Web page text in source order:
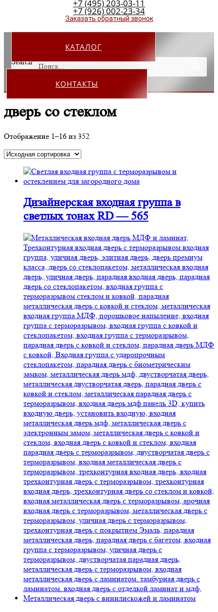
+7 (495) 203-03-11
+7 (926) 002-23-34
Заказать обратный звонок
КАТАЛОГ
Search
КОНТАКТЫ
дверь со стеклом
Отображение 1–16 из 352
Дизайнерская входная группа в
светлых тонах RD — 565